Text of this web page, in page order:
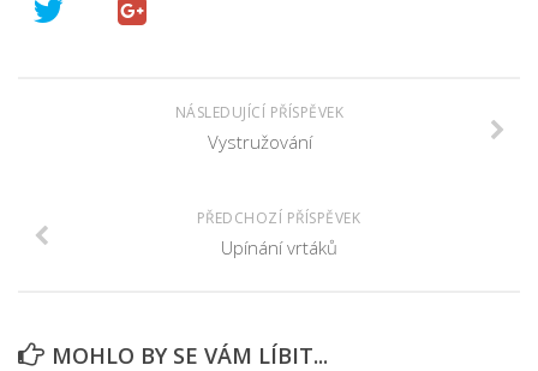
NÁSLEDUJÍCÍ PŘÍSPĚVEK
Vystružování
PŘEDCHOZÍ PŘÍSPĚVEK
Upínání vrtáků
MOHLO BY SE VÁM LÍBIT...